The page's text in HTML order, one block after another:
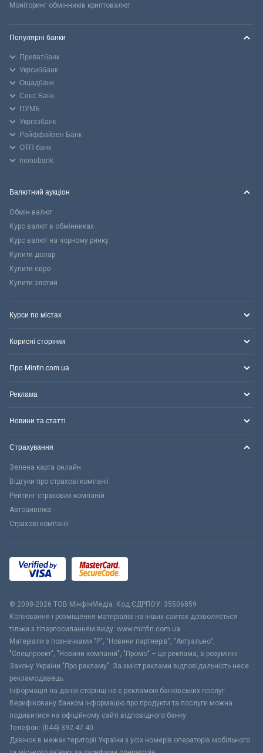
Моніторинг обмінників криптовалют
Популярні банки
Приватбанк
Укрсиббанк
Ощадбанк
Сенс Банк
ПУМБ
Укргазбанк
Райффайзен Банк
ОТП банк
monobank
Валютний аукціон
Обмін валют
Курс валют в обмінниках
Курс валют на чорному ринку
Купити долар
Купити євро
Купити злотий
Курси по містах
Корисні сторінки
Про Minfin.com.ua
Реклама
Новини та статті
Страхування
Зелена карта онлайн
Відгуки про страхові компанії
Рейтинг страхових компаній
Автоцивілка
Страхові компанії
© 2008-2026 ТОВ МiнфiнМедiа. Код ЄДРПОУ: 35506859
Копіювання і розміщення матеріалів на інших сайтах дозволяється
тільки з гіперпосиланням виду: www.minfin.com.ua
Матеріали з позначками "Р", "Новини партнерів", "Актуально",
"Спецпроект", "Новини компаній", "Промо" – це реклама, в розумінні
Закону України "Про рекламу". За зміст реклами відповідальність несе
рекламодавець.
Інформація на даній сторінці не є рекламою банківських послуг.
Верифіковану банком інформацію про продукти та послуги можна
подивитися на офіційному сайті відповідного банку.
Телефон: (044) 392-47-40
Дзвінок в межах території України з усіх номерів операторів мобільного